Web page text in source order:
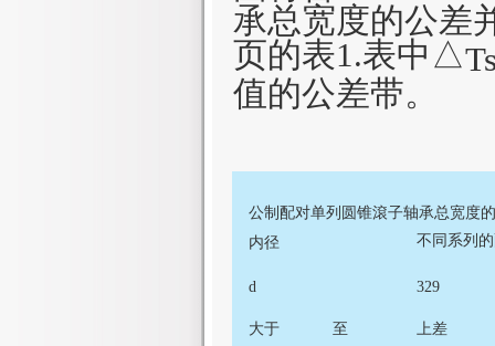
承总宽度的公差
页的表1.表中△
值的公差带。
公制配对单列圆锥滾子轴承总宽度
内径
不同系列
d 329
大于 至
上差